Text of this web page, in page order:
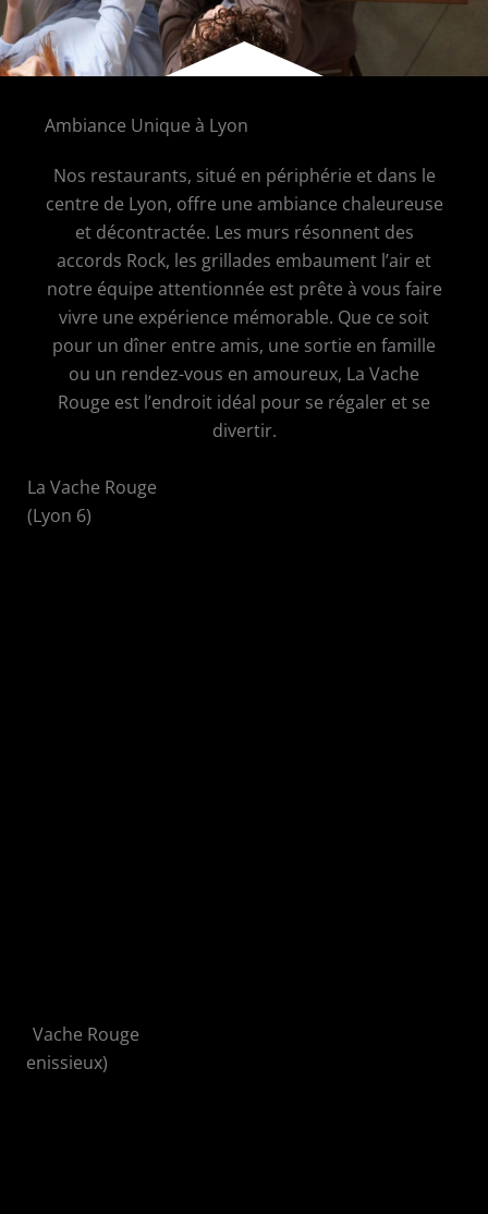
Ambiance Unique à Lyon
Nos restaurants, situé en périphérie et dans le
centre de Lyon, offre une ambiance chaleureuse
et décontractée. Les murs résonnent des
accords Rock, les grillades embaument l’air et
notre équipe attentionnée est prête à vous faire
vivre une expérience mémorable. Que ce soit
pour un dîner entre amis, une sortie en famille
ou un rendez-vous en amoureux, La Vache
Rouge est l’endroit idéal pour se régaler et se
divertir.
La Vache Rouge
(Lyon 6)
La Vache Rouge
(Venissieux)